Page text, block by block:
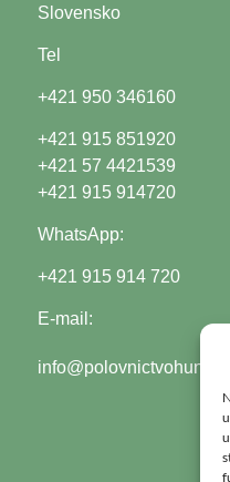
Slovensko
Tel
+421 950 346160
+421 915 851920
+421 57 4421539
+421 915 914720
WhatsApp:
+421 915 914 720
E-mail: